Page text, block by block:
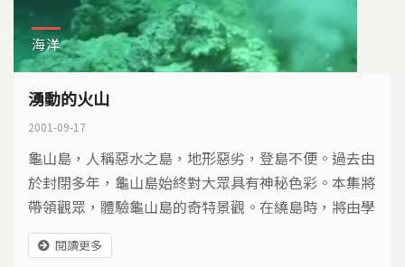
海洋
湧動的火山
2001-09-17
龜山島，人稱惡水之島，地形惡劣，登島不便。過去由
於封閉多年，龜山島始終對大眾具有神秘色彩。本集將
帶領觀眾，體驗龜山島的奇特景觀。在繞島時，將由學
者陳述龜山島的火山地質景觀、海底火山噴氣及海底珊
瑚。後半段將著重在龜山島的觀光效益與建港工程的互
閱讀更多